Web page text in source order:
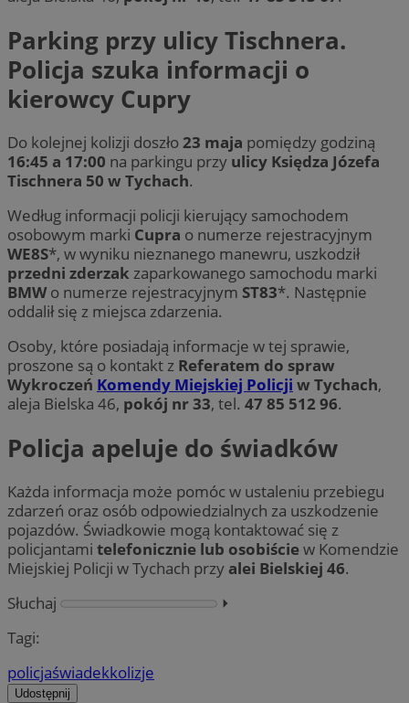
Parking przy ulicy Tischnera.
Policja szuka informacji o
kierowcy Cupry
Do kolejnej kolizji doszło23 maja pomiędzy godziną
16:45 a 17:00 na parkingu przy ulicy Księdza Józefa
Tischnera 50 w Tychach.
Według informacji policji kierujący samochodem
osobowym marki Cupra o numerze rejestracyjnym
WE8S*, w wyniku nieznanego manewru, uszkodził
przedni zderzak zaparkowanego samochodu marki
BMWo numerze rejestracyjnym ST83*. Następnie
oddalił się z miejsca zdarzenia.
Osoby, które posiadają informacje w tej sprawie,
proszone są o kontakt z Referatem do spraw
Wykroczeń Komendy Miejskiej Policji w Tychach,
aleja Bielska 46, pokój nr 33, tel. 47 85 512 96.
Policja apeluje do świadków
Każda informacja może pomóc w ustaleniu przebiegu
zdarzeń oraz osób odpowiedzialnych za uszkodzenie
pojazdów. Świadkowie mogą kontaktować się z
policjantami telefonicznie lub osobiściew Komendzie
Miejskiej Policji w Tychach przy alei Bielskiej 46.
Słuchaj
⏵︎
Tagi:
policjaświadekkolizje
Udostępnij